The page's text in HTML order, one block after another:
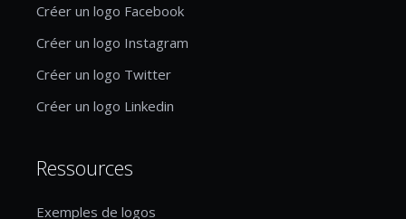
Créer un logo Facebook
Créer un logo Instagram
Créer un logo Twitter
Créer un logo Linkedin
Ressources
Exemples de logos